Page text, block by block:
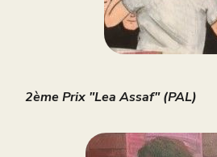
2ème Prix "Lea Assaf" (PAL)